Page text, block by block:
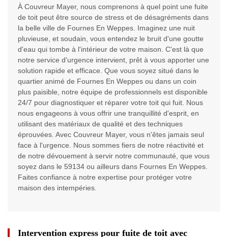
À Couvreur Mayer, nous comprenons à quel point une fuite
de toit peut être source de stress et de désagréments dans
la belle ville de Fournes En Weppes. Imaginez une nuit
pluvieuse, et soudain, vous entendez le bruit d'une goutte
d'eau qui tombe à l'intérieur de votre maison. C'est là que
notre service d'urgence intervient, prêt à vous apporter une
solution rapide et efficace. Que vous soyez situé dans le
quartier animé de Fournes En Weppes ou dans un coin
plus paisible, notre équipe de professionnels est disponible
24/7 pour diagnostiquer et réparer votre toit qui fuit. Nous
nous engageons à vous offrir une tranquillité d'esprit, en
utilisant des matériaux de qualité et des techniques
éprouvées. Avec Couvreur Mayer, vous n'êtes jamais seul
face à l'urgence. Nous sommes fiers de notre réactivité et
de notre dévouement à servir notre communauté, que vous
soyez dans le 59134 ou ailleurs dans Fournes En Weppes.
Faites confiance à notre expertise pour protéger votre
maison des intempéries.
Intervention express pour fuite de toit avec